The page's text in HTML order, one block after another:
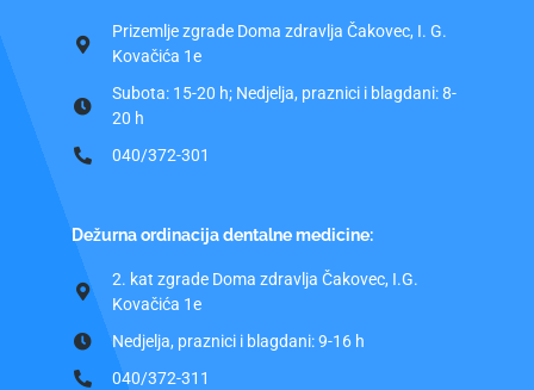
Prizemlje zgrade Doma zdravlja Čakovec, I. G.
Kovačića 1e
Subota: 15-20 h; Nedjelja, praznici i blagdani: 8-
20 h
040/372-301
Dežurna ordinacija dentalne medicine:
2. kat zgrade Doma zdravlja Čakovec, I.G.
Kovačića 1e
Nedjelja, praznici i blagdani: 9-16 h
040/372-311